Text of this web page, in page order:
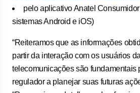
pelo aplicativo Anatel
sistemas Android e iOS)
“Reiteramos que as informações
partir da interação com os usuários
telecomunicações são fundamentais
regulador a planejar suas futuras